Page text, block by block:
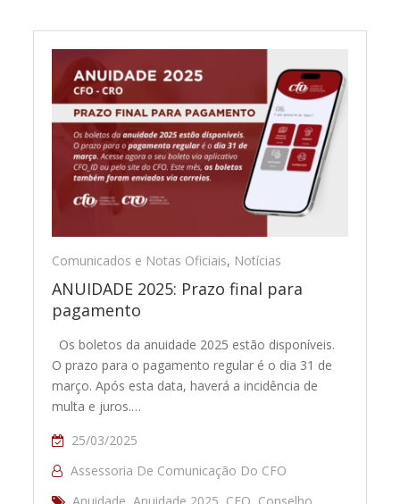
Comunicados e Notas Oficiais, Notícias
ANUIDADE 2025: Prazo final para
pagamento
Os boletos da anuidade 2025 estão disponíveis.
O prazo para o pagamento regular é o dia 31 de
março. Após esta data, haverá a incidência de
multa e juros.…
25/03/2025
Assessoria De Comunicação Do CFO